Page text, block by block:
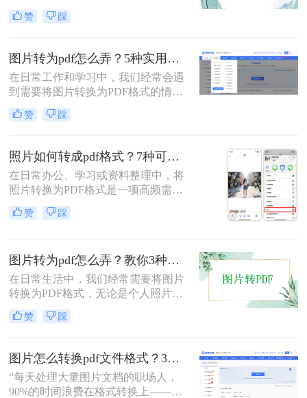
么图片怎么转pdf呢？本文系统梳理5
类主流方法，助你快速实现图片转
赞 踩
图片转为pdf怎么弄？5种实用转换方法详解！
在日常工作和学习中，我们经常会遇
到需要将图片转换为PDF格式的情
况。无论是整理证件照片、制作电子
相册，还是将扫描的文档统一格式，
掌握的基本技能。PDF格式具有跨平
台兼容性好、文件体积相对较小、易
于分享等优点，因此成为文档处理的
首选格式。本文将详细介绍5种实用
的图片转PDF方法，帮助您快速解决
转换需求。
赞 踩
照片如何转成pdf格式？7种可靠方法详解！
在日常办公、学习或资料整理中，将
照片转换为PDF格式是一项高频需
求。无论是扫描的合同、手写笔记，
还是拍摄的证件、课件，统一的PDF
择高效、安全且无需付费的方法？本
文将基于实际使用经验，为您梳理7
种照片如何转成PDF格式的实用方
方式，帮助您根据场景灵活选用。
赞 踩
图片转为pdf怎么弄？教你3种常用转换方法！
在日常生活中，我们经常需要将图片
转换为PDF格式，无论是个人照片管
理、证件扫描，还是商业和行政领域
的文档整理、合同协议，这种转换都
全性。那么图片转为pdf怎么弄呢？本
文将介绍三种将图片转换为PDF的方
法。
赞 踩
图片怎么转换pdf文件格式？3种高效方法全解析，职场人必备技能！
“每天处理大量图片文档的职场人，
90%的时间浪费在格式转换上——这